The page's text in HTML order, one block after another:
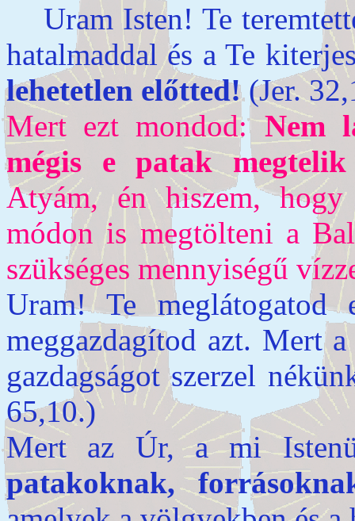
Uram Isten! Te
hatalmaddal és a Te
lehetetlen előtted!(Jer.
Mert ezt mondod:Nem
mégis e patak
Atyám, én hiszem, hogy
módon is megtölteni a
szükséges mennyiségű
Uram! Te meglátogatod
meggazdagítod azt. Mert
gazdagságot szerzel
65,10.)
Mert az Úr, a mi
patakoknak,